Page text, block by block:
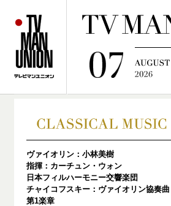
ヴァイオリン：小林美樹
指揮：カーチュン・ウォン
日本フィルハーモニー交響楽団
チャイコフスキー：ヴァイオリン協奏曲
第1楽章